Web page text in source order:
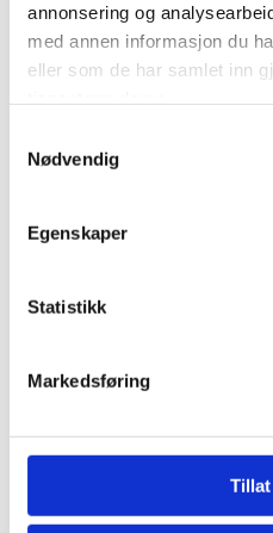
annonsering og
med annen informasjon du
eller som de har samlet inn
Nødvendig
Egenskaper
Statistikk
Markedsføring
Nå må offentlige